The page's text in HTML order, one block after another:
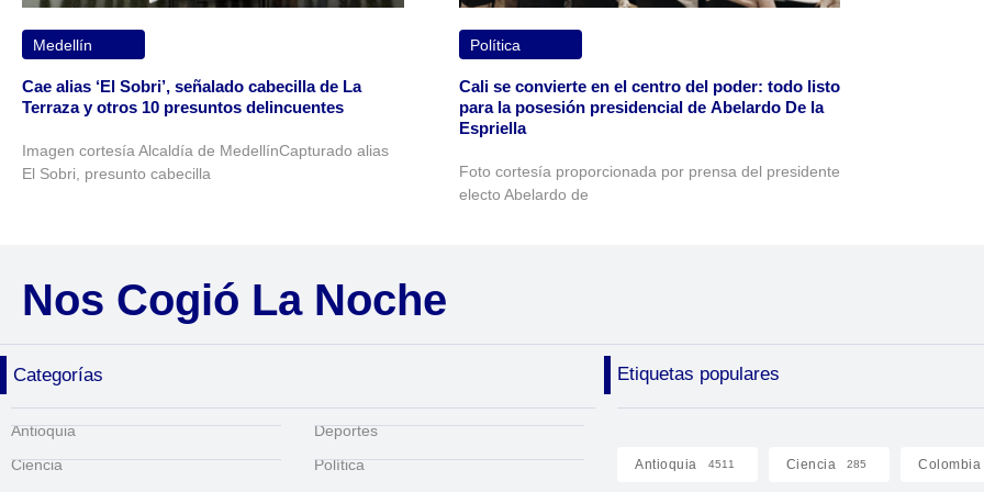
Medellín
Cae alias ‘El Sobri’, señalado cabecilla de La
Terraza y otros 10 presuntos delincuentes
Imagen cortesía Alcaldía de MedellínCapturado alias
El Sobri, presunto cabecilla
Política
Cali se convierte en el centro del poder: todo listo
para la posesión presidencial de Abelardo De la
Espriella
Foto cortesía proporcionada por prensa del presidente
electo Abelardo de
Nos Cogió La Noche
Categorías Etiquetas populares
Antioquia
Ciencia
Deportes
Política
Antioquia 4511 Ciencia 285 Colombia